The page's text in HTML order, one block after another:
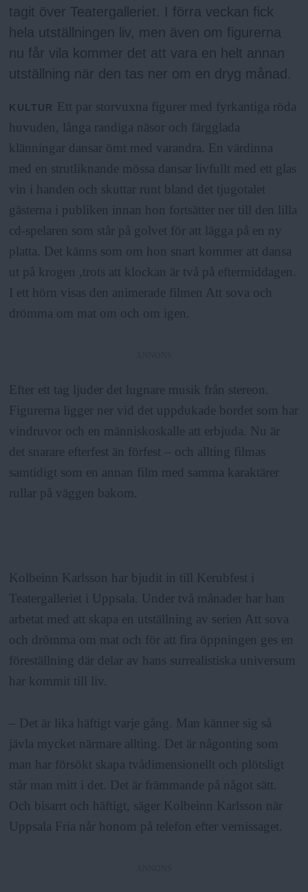
tagit över Teatergalleriet. I förra veckan fick
hela utställningen liv, men även om figurerna
nu får vila kommer det att vara en helt annan
utställning när den tas ner om en dryg månad.
KULTUR
Ett par storvuxna figurer med fyrkantiga röda
huvuden, långa randiga näsor och färgglada
klänningar dansar ömt med varandra. En värdinna
med en strutliknande mössa dansar livfullt med ett glas
vin i handen och skuttar runt bland det tjugotalet
gästerna i publiken innan hon fortsätter ner till den lilla
cd-spelaren som står på golvet för att lägga på en ny
platta. Det känns som om hon snart kommer att dansa
ut på krogen ,trots att klockan är två på eftermiddagen.
I ett hörn visas den animerade filmen Att sova och
drömma om mat om och om igen.
Efter ett tag ljuder det lugnare musik från stereon.
Figurerna ligger ner vid det uppdukade bordet som har
vindruvor och en människoskalle att erbjuda. Nu är
det snarare efterfest än förfest – och allting filmas
samtidigt som en annan film med samma karaktärer
rullar på väggen bakom.
Kolbeinn Karlsson har bjudit in till Kerubfest i
Teatergalleriet i Uppsala. Under två månader har han
arbetat med att skapa en utställning av serien Att sova
och drömma om mat och för att fira öppningen ges en
föreställning där delar av hans surrealistiska universum
har kommit till liv.
– Det är lika häftigt varje gång. Man känner sig så
jävla mycket närmare allting. Det är någonting som
man har försökt skapa tvådimensionellt och plötsligt
står man mitt i det. Det är främmande på något sätt.
Och bisarrt och häftigt, säger Kolbeinn Karlsson när
Uppsala Fria når honom på telefon efter vernissaget.